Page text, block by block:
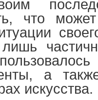
что
а
искусства.